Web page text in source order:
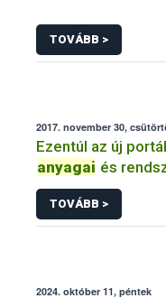
TOVÁBB >
2017. november 30,
Ezentúl az új
anyagai és
TOVÁBB >
2024. október 11, péntek